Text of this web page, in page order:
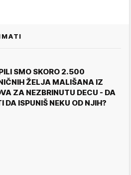
SMO SKORO 2.500
ŽELJA MALIŠANA IZ
ZA NEZBRINUTU DECU - DA
DA ISPUNIŠ NEKU OD NJIH?